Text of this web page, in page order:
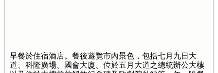
早餐於住宿酒店。餐後遊覽市內景色，包括七月九日大
道、科隆廣場、國會大廈、位於五月大道之總統辦公大樓